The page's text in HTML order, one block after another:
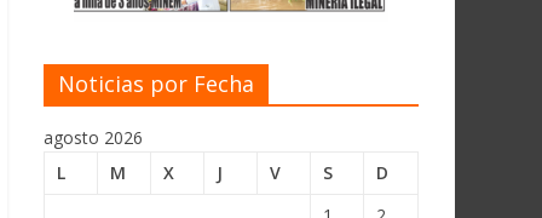
Noticias por Fecha
agosto 2026
L
M X J V S
D